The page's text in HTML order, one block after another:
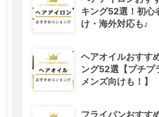
香りつづくトップ
キング52選！初心
け・海外対応も♪
ヘアオイルおすす
ング52選【プチプ
メンズ向けも！】
フライパンおすす